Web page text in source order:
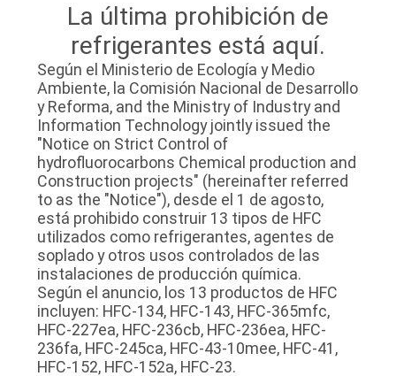
NOSOTROS
VIAJE
FÁBRICA
CONTROL
CALIDAD
ÉNTRENOS
La última prohibición de
refrigerantes está aquí.
Según el Ministerio de Ecología y Medio
Ambiente, la Comisión Nacional de Desarrollo
y Reforma, and the Ministry of Industry and
Information Technology jointly issued the
"Notice on Strict Control of
hydrofluorocarbons Chemical production and
Construction projects" (hereinafter referred
to as the "Notice"), desde el 1 de agosto,
está prohibido construir 13 tipos de HFC
utilizados como refrigerantes, agentes de
soplado y otros usos controlados de las
instalaciones de producción química.
Según el anuncio, los 13 productos de HFC
incluyen: HFC-134, HFC-143, HFC-365mfc,
HFC-227ea, HFC-236cb, HFC-236ea, HFC-
236fa, HFC-245ca, HFC-43-10mee, HFC-41,
HFC-152, HFC-152a, HFC-23.